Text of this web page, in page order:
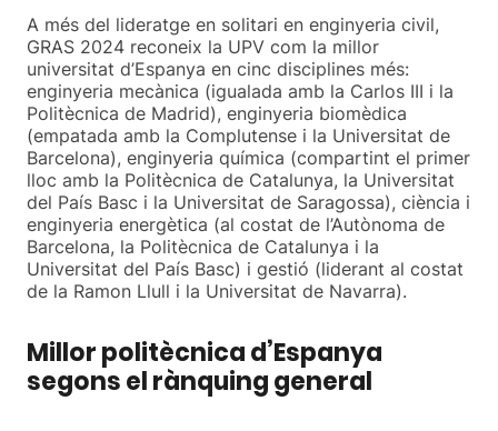
A més del lideratge en solitari en enginyeria civil,
GRAS 2024 reconeix la UPV com la millor
universitat d’Espanya en cinc disciplines més:
enginyeria mecànica (igualada amb la Carlos III i la
Politècnica de Madrid), enginyeria biomèdica
(empatada amb la Complutense i la Universitat de
Barcelona), enginyeria química (compartint el primer
lloc amb la Politècnica de Catalunya, la Universitat
del País Basc i la Universitat de Saragossa), ciència i
enginyeria energètica (al costat de l’Autònoma de
Barcelona, la Politècnica de Catalunya i la
Universitat del País Basc) i gestió (liderant al costat
de la Ramon Llull i la Universitat de Navarra).
Millor politècnica d’Espanya
segons el rànquing general